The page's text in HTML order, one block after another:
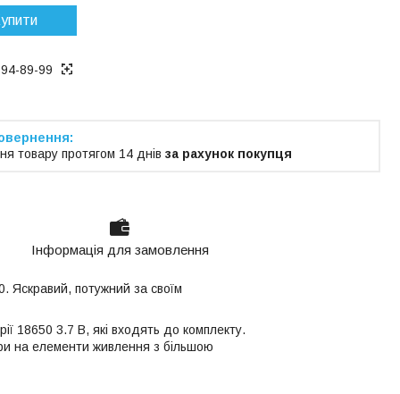
89-99
товару протягом 14 днів за рахунок покупця
Інформація для замовлення
Яскравий, потужний за своїм
18650 3.7 В, які входять до комплекту.
на елементи живлення з більшою